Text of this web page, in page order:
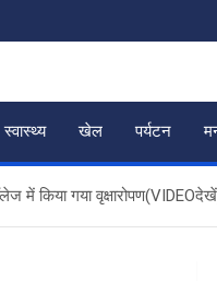
स्वास्थ्य खेल पर्यटन
में किया गया